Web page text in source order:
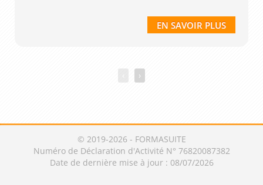
EN SAVOIR PLUS
›
© 2019-2026 - FORMASUITE
Numéro de Déclaration d'Activité N° 76820087382
Date de dernière mise à jour : 08/07/2026